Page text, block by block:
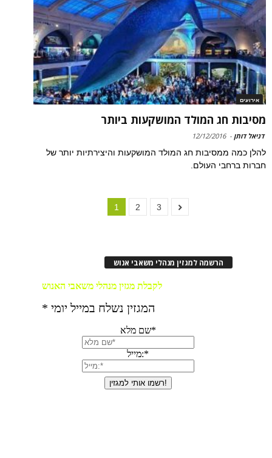
אירועים
מסיבות חג המולד המושקעות ביותר
דניאל דותן -
12/12/2016
להלן כמה ממסיבות חג המולד המושקעות והיצירתיות יותר של
חברות ברחבי העולם.
1 2 3
הרשמה למגזין מנהלי משאבי אנוש